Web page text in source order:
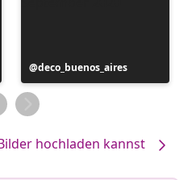
Beitrag
veröffentlicht
von
deco_buenos_aires
hochladen kannst